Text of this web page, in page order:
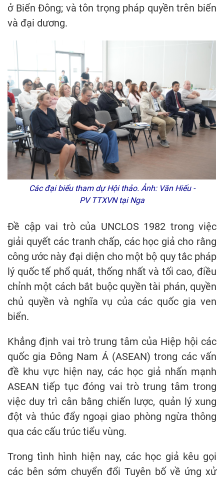
ở Biển Đông; và tôn trọng pháp quyền trên biển
và đại dương.
Các đại biểu tham dự Hội thảo. Ảnh: Văn Hiếu -
PV TTXVN tại Nga
Đề cập vai trò của UNCLOS 1982 trong việc
giải quyết các tranh chấp, các học giả cho rằng
công ước này đại diện cho một bộ quy tắc pháp
lý quốc tế phổ quát, thống nhất và tối cao, điều
chỉnh một cách bắt buộc quyền tài phán, quyền
chủ quyền và nghĩa vụ của các quốc gia ven
biển.
Khẳng định vai trò trung tâm của Hiệp hội các
quốc gia Đông Nam Á (ASEAN) trong các vấn
đề khu vực hiện nay, các học giả nhấn mạnh
ASEAN tiếp tục đóng vai trò trung tâm trong
việc duy trì cân bằng chiến lược, quản lý xung
đột và thúc đẩy ngoại giao phòng ngừa thông
qua các cấu trúc tiểu vùng.
Trong tình hình hiện nay, các học giả kêu gọi
các bên sớm chuyển đổi Tuyên bố về ứng xử